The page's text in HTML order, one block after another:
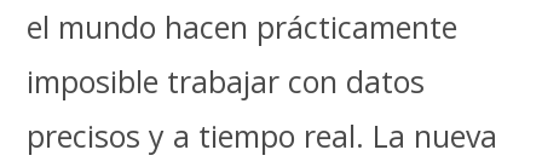
el mundo hacen prácticamente
imposible trabajar con datos
precisos y a tiempo real. La nueva